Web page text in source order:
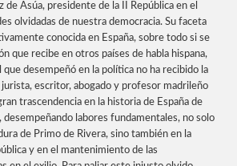
de Asúa, presidente de la II República en el
olvidadas de nuestra democracia. Su faceta
conocida en España, sobre todo si se
que recibe en otros países de habla hispana,
desempeñó en la política no ha recibido la
escritor, abogado y profesor madrileño
trascendencia en la historia de España de
desempeñando labores fundamentales, no solo
de Primo de Rivera, sino también en la
y en el mantenimiento de las